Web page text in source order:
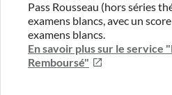
Pass Rousseau (hors séries
examens blancs, avec un
examens blancs.
En savoir plus sur le service
Remboursé"